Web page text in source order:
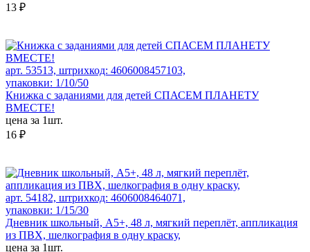
13 ₽
арт. 53513, штрихкод: 4606008457103,
упаковки: 1/10/50
Книжка с заданиями для детей СПАСЕМ ПЛАНЕТУ
ВМЕСТЕ!
цена за 1шт.
16 ₽
арт. 54182, штрихкод: 4606008464071,
упаковки: 1/15/30
Дневник школьный, А5+, 48 л, мягкий переплёт, аппликация
из ПВХ, шелкография в одну краску,
цена за 1шт.